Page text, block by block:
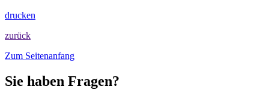
drucken
zurück
Zum Seitenanfang
Sie haben Fragen?